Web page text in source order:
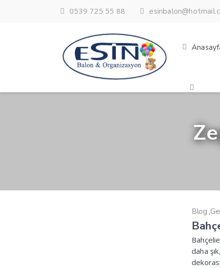
0539 725 55 88
Blog ,
daha